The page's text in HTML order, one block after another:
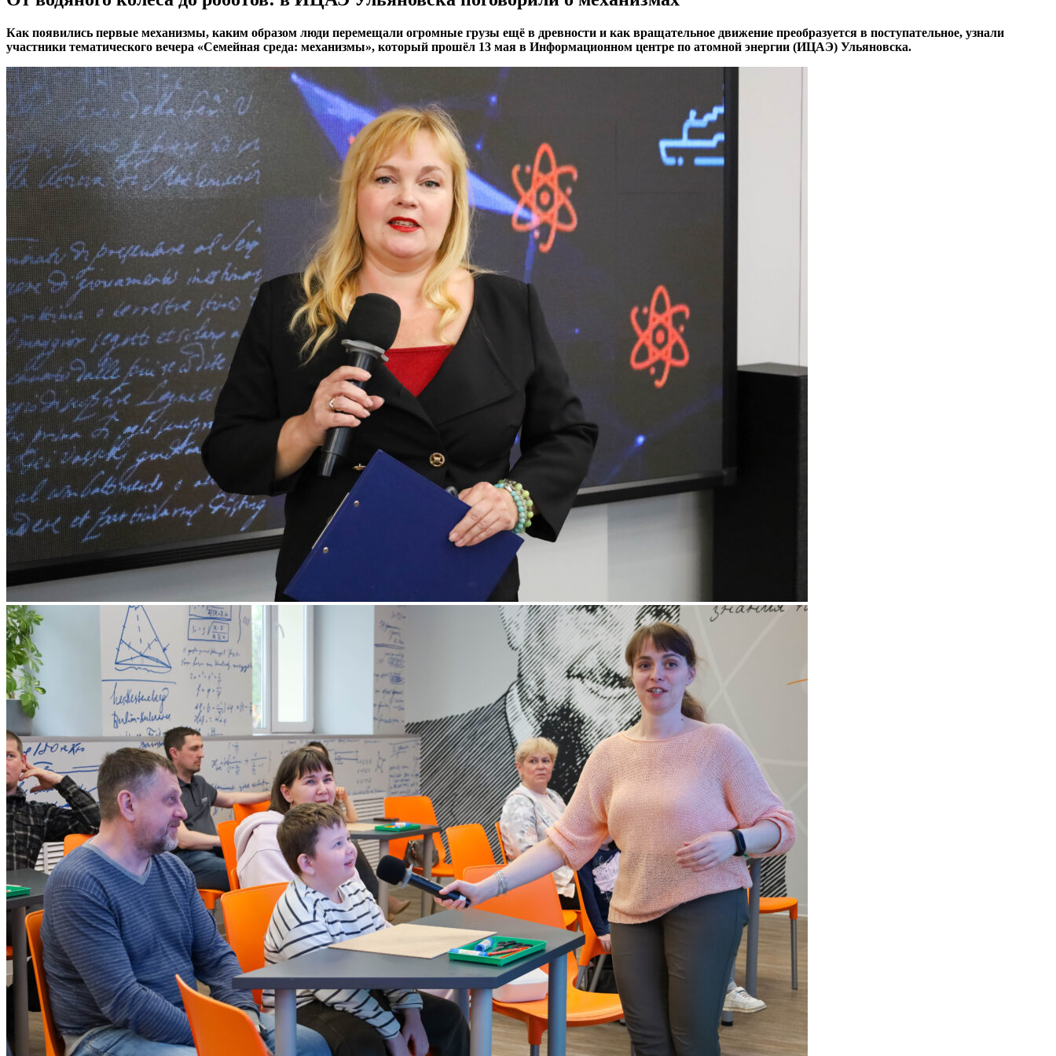
Как появились первые механизмы, каким образом люди перемещали огромные грузы ещё в древности и как вращательное движение преобразуется в поступательное, узнали
участники тематического вечера «Семейная среда: механизмы», который прошёл 13 мая в Информационном центре по атомной энергии (ИЦАЭ) Ульяновска.